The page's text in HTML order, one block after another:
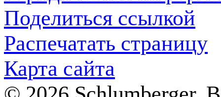
Поделиться ссылкой
Распечатать страницу
Карта сайта